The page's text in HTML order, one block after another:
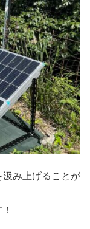
み上げることが